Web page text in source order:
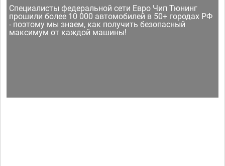
Специалисты федеральной сети Евро Чип Тюнинг
прошили более 10 000 автомобилей в 50+ городах РФ
- поэтому мы знаем, как получить безопасный
максимум от каждой машины!